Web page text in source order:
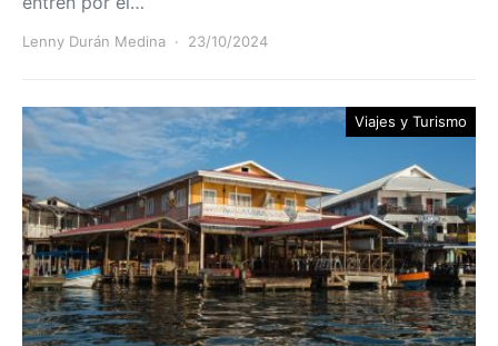
Lenny Durán Medina 23/10/2024
Viajes y Turismo